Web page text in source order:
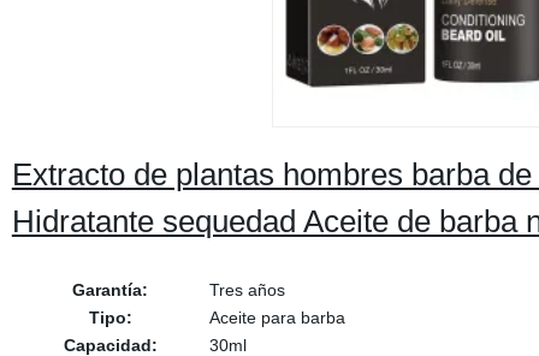
Extracto de plantas hombres barba
Hidratante sequedad Aceite de barba
Garantía:
Tres años
Tipo:
Aceite para barba
Capacidad:
30ml